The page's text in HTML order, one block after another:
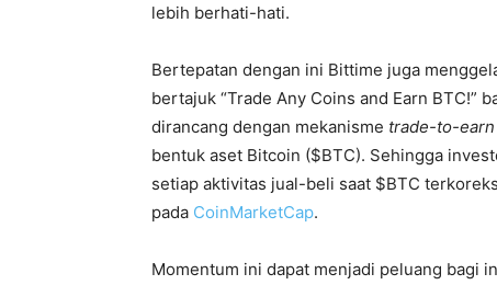
lebih berhati-hati.
Bertepatan dengan ini Bittime juga
bertajuk “Trade Any Coins and Earn BTC!”
dirancang dengan mekanisme trade-to-earn
bentuk aset Bitcoin ($BTC). Sehingga
setiap aktivitas jual-beli saat $BTC
pada CoinMarketCap.
Momentum ini dapat menjadi peluang bagi